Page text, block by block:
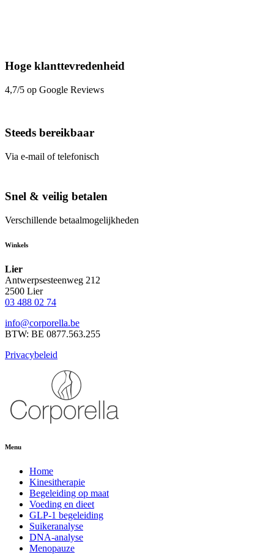
Hoge klanttevredenheid
4,7/5 op Google Reviews
Steeds bereikbaar
Via e-mail of telefonisch
Snel & veilig betalen
Verschillende betaalmogelijkheden
Winkels
Lier
Antwerpsesteenweg 212
2500 Lier
03 488 02 74
info@corporella.be
BTW: BE 0877.563.255
Privacybeleid
Menu
Home
Kinesitherapie
Begeleiding op maat
Voeding en dieet
GLP-1 begeleiding
Suikeranalyse
DNA-analyse
Menopauze